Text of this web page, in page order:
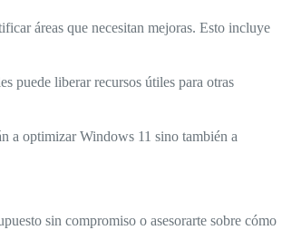
áreas que necesitan mejoras. Esto incluye
puede liberar recursos útiles para otras
a optimizar Windows 11 sino también a
sin compromiso o asesorarte sobre cómo